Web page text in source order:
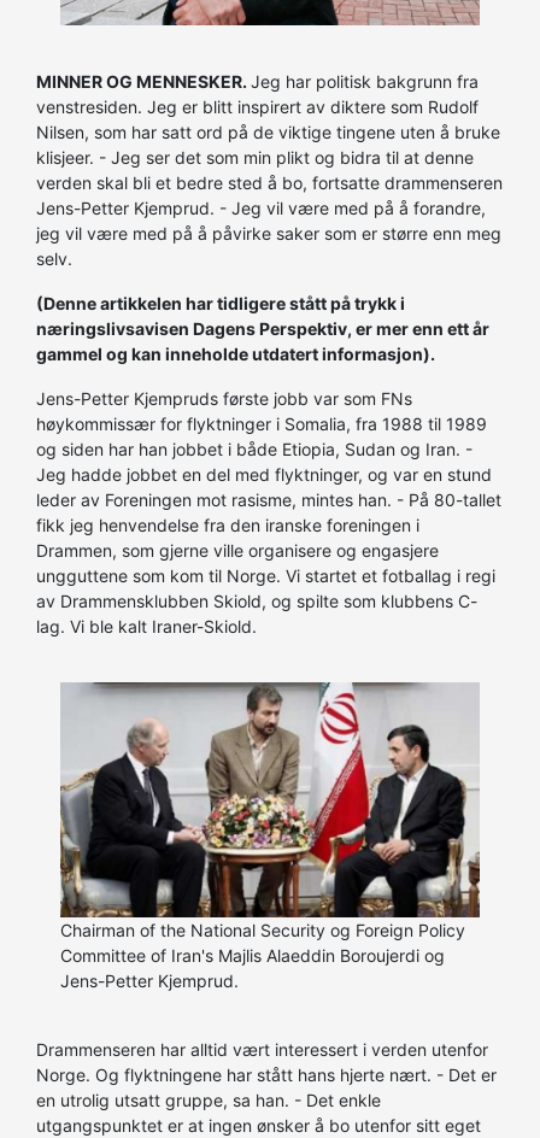
MINNER OG MENNESKER. Jeg har politisk bakgrunn fra
venstresiden. Jeg er blitt inspirert av diktere som Rudolf
Nilsen, som har satt ord på de viktige tingene uten å bruke
klisjeer. - Jeg ser det som min plikt og bidra til at denne
verden skal bli et bedre sted å bo, fortsatte drammenseren
Jens-Petter Kjemprud. - Jeg vil være med på å forandre,
jeg vil være med på å påvirke saker som er større enn meg
selv.
(Denne artikkelen har tidligere stått på trykk i
næringslivsavisen Dagens Perspektiv, er mer enn ett år
gammel og kan inneholde utdatert informasjon).
Jens-Petter Kjempruds første jobb var som FNs
høykommissær for flyktninger i Somalia, fra 1988 til 1989
og siden har han jobbet i både Etiopia, Sudan og Iran. -
Jeg hadde jobbet en del med flyktninger, og var en stund
leder av Foreningen mot rasisme, mintes han. - På 80-tallet
fikk jeg henvendelse fra den iranske foreningen i
Drammen, som gjerne ville organisere og engasjere
ungguttene som kom til Norge. Vi startet et fotballag i regi
av Drammensklubben Skiold, og spilte som klubbens C-
lag. Vi ble kalt Iraner-Skiold.
Chairman of the National Security og Foreign Policy
Committee of Iran's Majlis Alaeddin Boroujerdi og
Jens-Petter Kjemprud.
Drammenseren har alltid vært interessert i verden utenfor
Norge. Og flyktningene har stått hans hjerte nært. - Det er
en utrolig utsatt gruppe, sa han. - Det enkle
utgangspunktet er at ingen ønsker å bo utenfor sitt eget